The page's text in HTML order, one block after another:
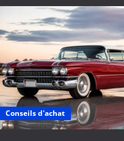
Conseils d'achat